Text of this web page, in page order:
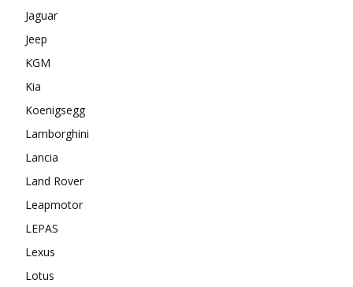
Jaguar
Jeep
KGM
Kia
Koenigsegg
Lamborghini
Lancia
Land Rover
Leapmotor
LEPAS
Lexus
Lotus